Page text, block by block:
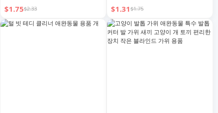
클리너, 브러시 털 빗, 다기능 면
도기 브러시
$1.75$2.33
지 빗, 특수 빗, 청소 도구
$1.31$1.75